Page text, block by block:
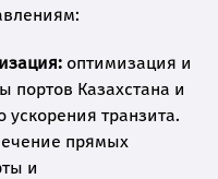
оптимизация и
портов Казахстана и
транзита.
прямых
и